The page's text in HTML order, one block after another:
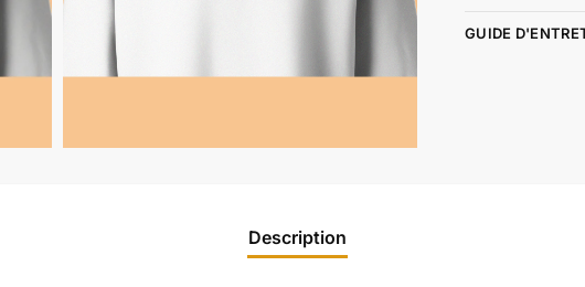
GUIDE
Description